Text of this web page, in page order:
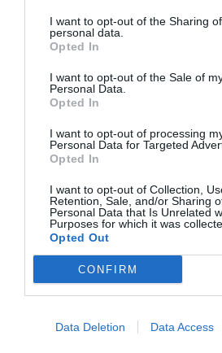
I want to opt-out of the Sharing
personal data.
Opted In
I want to opt-out of the Sale of
Personal Data.
Opted In
I want to opt-out of processing
Personal Data for Targeted
Opted In
I want to opt-out of Collection,
Retention, Sale, and/or Sharing
Personal Data that Is Unrelated
Purposes for which it was
Opted Out
CONFIRM
Data Deletion Data Access
En índice porcentual, el PSOE
obtenido en mayo de 2019
Compromís caería del 11’66% al
subiríadel 6’55 al 8’4%; PP
resultado del año pasado
Otrosascenderían al 3’5%, lejos